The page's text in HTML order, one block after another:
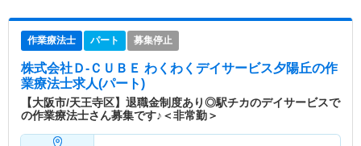
作業療法士 パート 募集停止
株式会社Ｄ-ＣＵＢＥ わくわくデイサービス夕陽丘の作
業療法士求人(パート)
【大阪市/天王寺区】退職金制度あり◎駅チカのデイサービスで
の作業療法士さん募集です♪＜非常勤＞